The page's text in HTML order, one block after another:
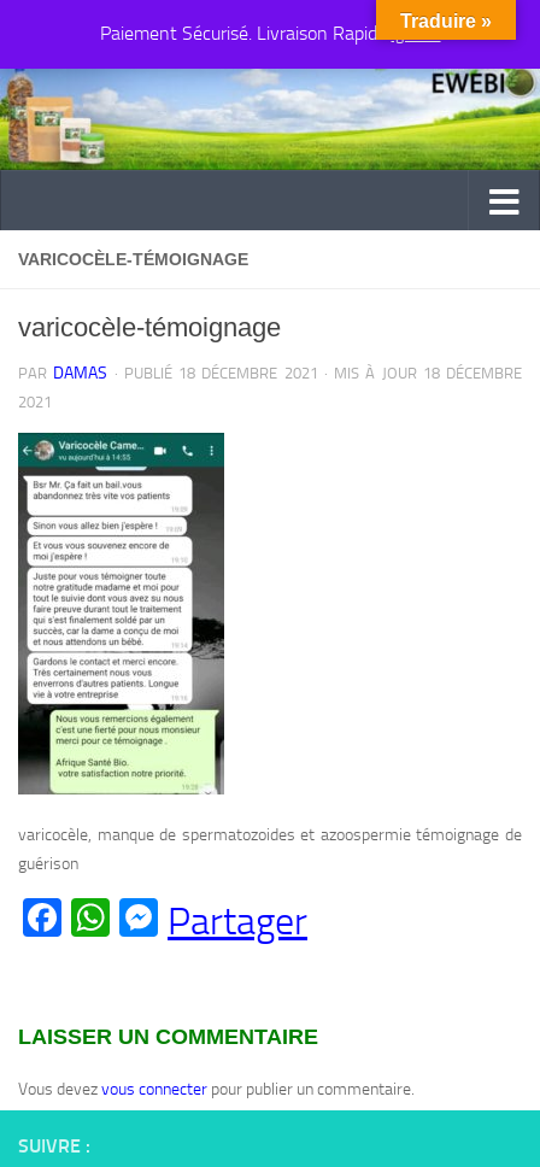
Paiement Sécurisé. Livraison Rapide Ignorer
Au dessous du contenu
VARICOCÈLE-TÉMOIGNAGE
varicocèle-témoignage
PAR DAMAS · PUBLIÉ 18 DÉCEMBRE 2021 · MIS À JOUR 18 DÉCEMBRE
2021
varicocèle, manque de spermatozoides et azoospermie témoignage de
guérison
Facebook
WhatsApp
Messenger
Partager
LAISSER UN COMMENTAIRE
Vous devezvous connecter pour publier un commentaire.
SUIVRE :
Traduire »